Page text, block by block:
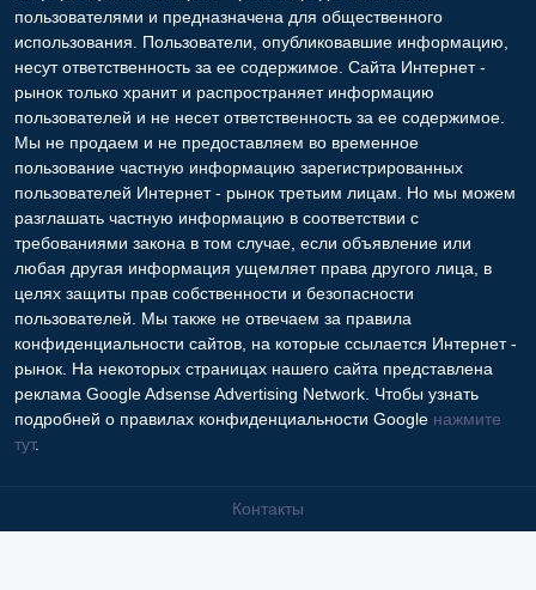
пользователями и предназначена для общественного
использования. Пользователи, опубликовавшие информацию,
несут ответственность за ее содержимое. Сайта Интернет -
рынок только хранит и распространяет информацию
пользователей и не несет ответственность за ее содержимое.
Мы не продаем и не предоставляем во временное
пользование частную информацию зарегистрированных
пользователей Интернет - рынок третьим лицам. Но мы можем
разглашать частную информацию в соответствии с
требованиями закона в том случае, если объявление или
любая другая информация ущемляет права другого лица, в
целях защиты прав собственности и безопасности
пользователей. Мы также не отвечаем за правила
конфиденциальности сайтов, на которые ссылается Интернет -
рынок. На некоторых страницах нашего сайта представлена
реклама Google Adsense Advertising Network. Чтобы узнать
подробней о правилах конфиденциальности Google нажмите
тут.
Контакты